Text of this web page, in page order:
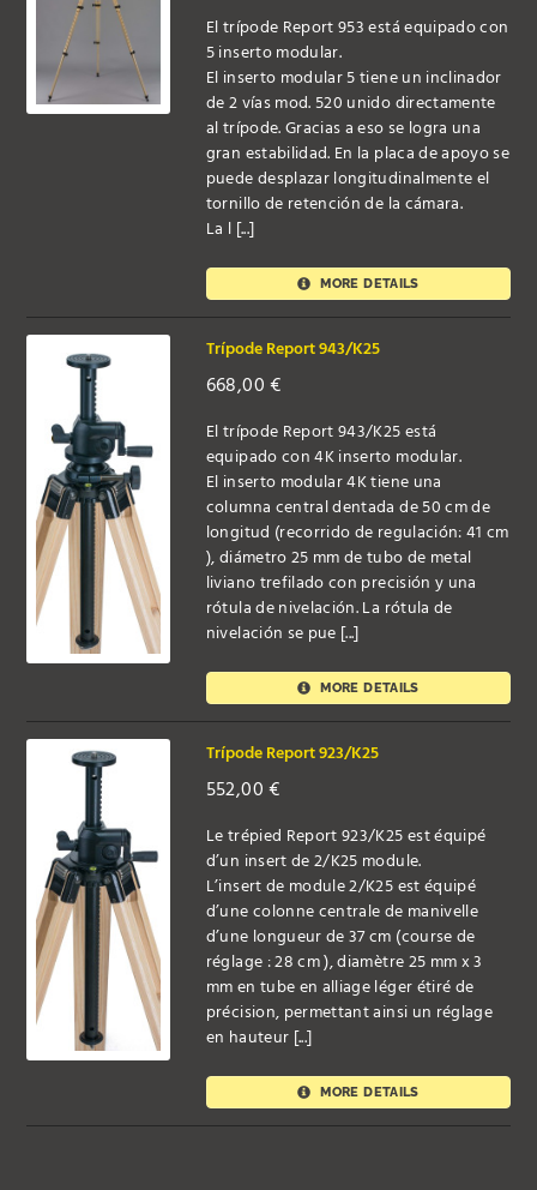
El trípode Report 953 está equipado con
5 inserto modular.
El inserto modular 5 tiene un inclinador
de 2 vías mod. 520 unido directamente
al trípode. Gracias a eso se logra una
gran estabilidad. En la placa de apoyo se
puede desplazar longitudinalmente el
tornillo de retención de la cámara.
La l [...]
MORE DETAILS
Trípode Report 943/K25
668,00€
El trípode Report 943/K25 está
equipado con 4K inserto modular.
El inserto modular 4K tiene una
columna central dentada de 50 cm de
longitud (recorrido de regulación: 41 cm
), diámetro 25 mm de tubo de metal
liviano trefilado con precisión y una
rótula de nivelación. La rótula de
nivelación se pue [...]
MORE DETAILS
Trípode Report 923/K25
552,00€
Le trépied Report 923/K25 est équipé
d’un insert de 2/K25 module.
L’insert de module 2/K25 est équipé
d’une colonne centrale de manivelle
d’une longueur de 37 cm (course de
réglage : 28 cm ), diamètre 25 mm x 3
mm en tube en alliage léger étiré de
précision, permettant ainsi un réglage
en hauteur [...]
MORE DETAILS